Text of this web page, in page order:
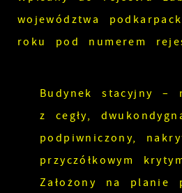
województwa
roku pod numerem
Budynek stacyjny –
z cegły,
podpiwniczony,
przyczółkowym
Założony na planie